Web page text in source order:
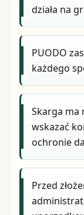
działa na
PUODO
każdego
Skarga ma
wskazać
ochronie
Przed